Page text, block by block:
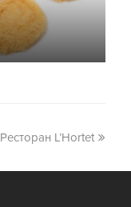
Ресторан L’Hortet